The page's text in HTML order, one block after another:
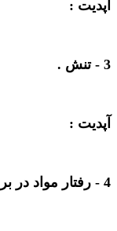
آپدیت :
3 - تنش .
آپدیت :
4 - رفتار مواد در